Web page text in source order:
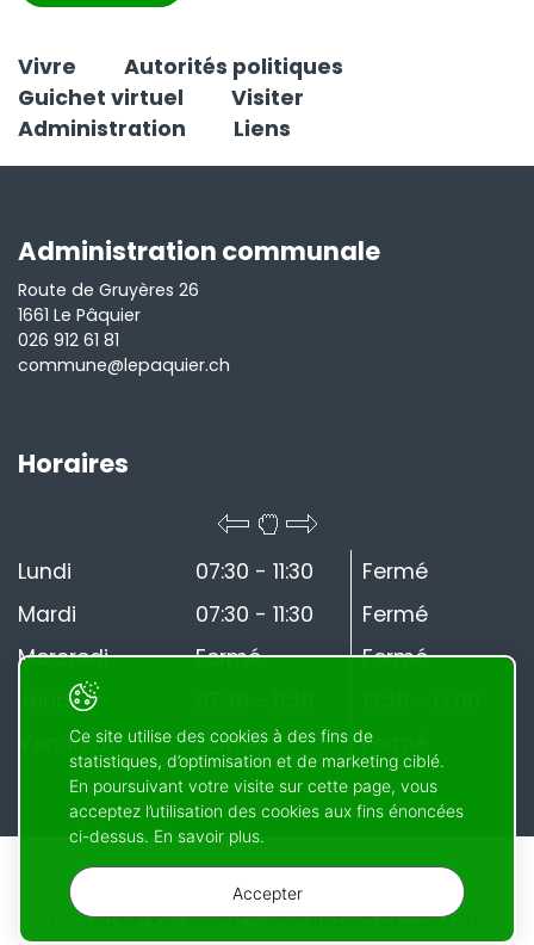
Vivre
Autorités politiques
Guichet virtuel
Visiter
Administration
Liens
Administration communale
Route de Gruyères 26
1661 Le Pâquier
026 912 61 81
commune@lepaquier.ch
Horaires
Lundi 07:30 - 11:30
Fermé
Mardi
07:30 - 11:30
Fermé
Mercredi
Fermé
Fermé
Jeudi
Vendredi
Fermé Fermé
© 2026 Le Pâquier. Tous droits réservés
Created with ♥ by Artionet
Generated with IceCube2.Net
Ce site utilise des cookies à des fins de
statistiques, d’optimisation et de marketing ciblé.
En poursuivant votre visite sur cette page, vous
acceptez l’utilisation des cookies aux fins énoncées
ci-dessus. En savoir plus.
Accepter